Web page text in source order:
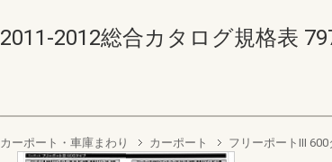
2011-2012総合カタログ規格表
カーポート・車庫まわり カーポート フリーポートIII